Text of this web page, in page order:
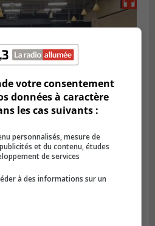
votre consentement
données à caractère
les cas suivants :
personnalisés, mesure de
et du contenu, études
de services
à des informations sur un